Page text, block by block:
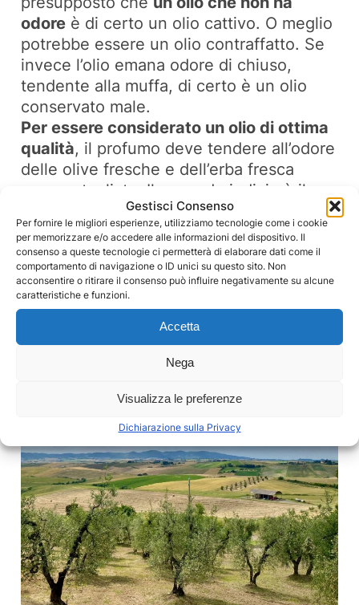
Gestisci Consenso
Per fornire le migliori esperienze, utilizziamo tecnologie come i cookie
per memorizzare e/o accedere alle informazioni del dispositivo. Il
consenso a queste tecnologie ci permetterà di elaborare dati come il
comportamento di navigazione o ID unici su questo sito. Non
acconsentire o ritirare il consenso può influire negativamente su alcune
caratteristiche e funzioni.
Accetta
Nega
Visualizza le preferenze
Dichiarazione sulla Privacy
odore è di certo un olio cattivo. O meglio
potrebbe essere un olio contraffatto. Se
invece l’olio emana odore di chiuso,
tendente alla muffa, di certo è un olio
conservato male.
Per essere considerato un olio di ottima
qualità, il profumo deve tendere all’odore
delle olive fresche e dell’erba fresca
appena tagliata. Il secondo indizio è il
colore. L’olio EVO buono ha un colore
verde dorato o verde smeraldo e il suo
sapore deve essere fruttato, un po’
pepato e rimandare al sapore dell’erba.
Un mix di questi sapori fanno dell’olio evo
un olio di alta qualità.
Dove fare la
degustazione di olio
extravergine in Toscana